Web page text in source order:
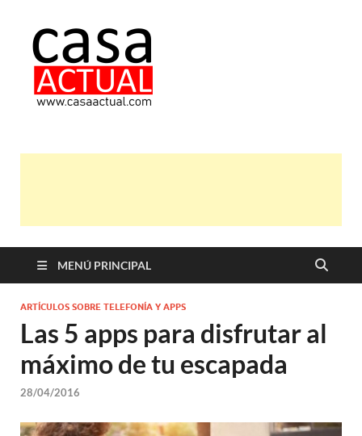
MENÚ PRINCIPAL
ARTÍCULOS SOBRE TELEFONÍA Y APPS
Las 5 apps para disfrutar al
máximo de tu escapada
28/04/2016